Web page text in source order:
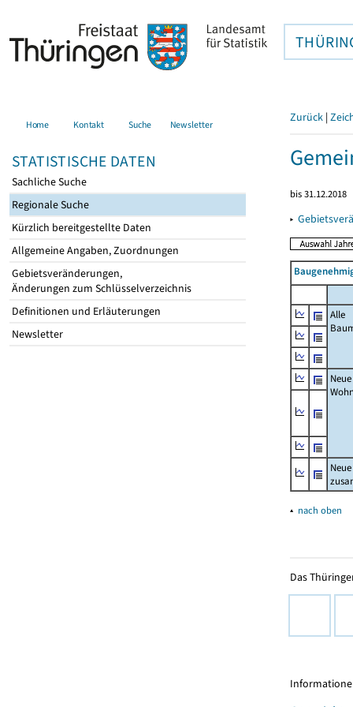
Home Kontakt Suche Newsletter
STATISTISCHE DATEN
Sachliche Suche
Regionale Suche
Kürzlich bereitgestellte Daten
Allgemeine Angaben, Zuordnungen
Gebietsveränderungen,
Änderungen zum Schlüsselverzeichnis
Definitionen und Erläuterungen
Newsletter
Zurück |
bis 31.12.2018
▸
Alle
Neue
▴ nach oben
Das